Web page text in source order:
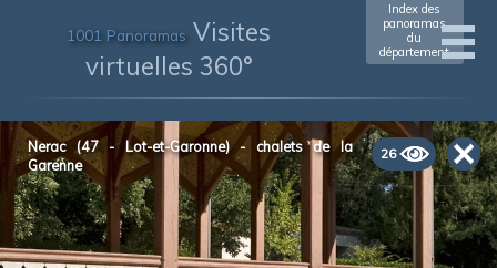
1001 Panoramas Visites
virtuelles 360°
Index des
panoramas
du
département
26
Nerac (47 - Lot-et-Garonne) - chalets de la
Garenne